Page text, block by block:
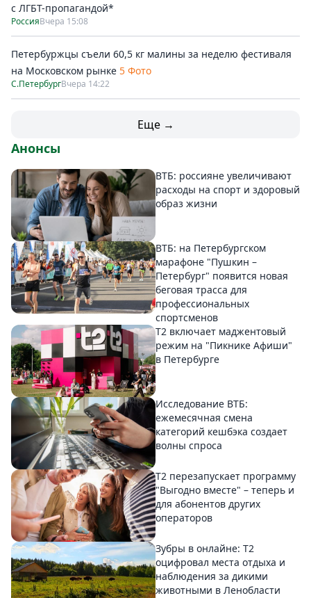
с ЛГБТ-пропагандой*
РоссияВчера 15:08
Петербуржцы съели 60,5 кг малины за неделю фестиваля
на Московском рынке 5 Фото
С.ПетербургВчера 14:22
Еще →
Анонсы
ВТБ: россияне увеличивают
расходы на спорт и здоровый
образ жизни
ВТБ: на Петербургском
марафоне "Пушкин –
Петербург" появится новая
беговая трасса для
профессиональных
спортсменов
Т2 включает маджентовый
режим на "Пикнике Афиши"
в Петербурге
Исследование ВТБ:
ежемесячная смена
категорий кешбэка создает
волны спроса
Т2 перезапускает программу
"Выгодно вместе" – теперь и
для абонентов других
операторов
Зубры в онлайне: Т2
оцифровал места отдыха и
наблюдения за дикими
животными в Ленобласти